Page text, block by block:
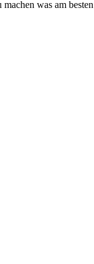
was am